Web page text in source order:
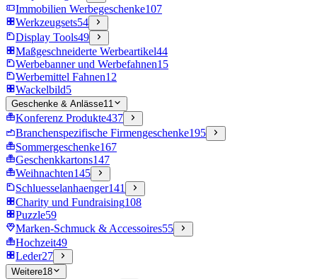
Immobilien Werbegeschenke107
Werkzeugsets54
Display Tools49
Maßgeschneiderte Werbeartikel44
Werbebanner und Werbefahnen15
Werbemittel Fahnen12
Wackelbild5
Geschenke & Anlässe11
Konferenz Produkte437
Branchenspezifische Firmengeschenke195
Sommergeschenke167
Geschenkkartons147
Weihnachten145
Schluesselanhaenger141
Charity und Fundraising108
Puzzle59
Marken-Schmuck & Accessoires55
Hochzeit49
Leder27
Weitere18